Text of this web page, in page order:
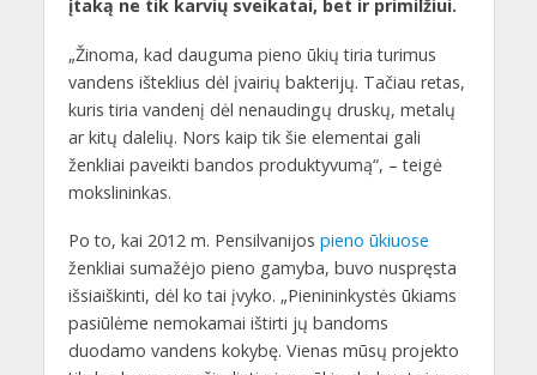
įtaką ne tik karvių sveikatai, bet ir primilžiui.
„Žinoma, kad dauguma pieno ūkių tiria turimus
vandens išteklius dėl įvairių bakterijų. Tačiau retas,
kuris tiria vandenį dėl nenaudingų druskų, metalų
ar kitų dalelių. Nors kaip tik šie elementai gali
ženkliai paveikti bandos produktyvumą“, – teigė
mokslininkas.
Po to, kai 2012 m. Pensilvanijos pieno ūkiuose
ženkliai sumažėjo pieno gamyba, buvo nuspręsta
išsiaiškinti, dėl ko tai įvyko. „Pienininkystės ūkiams
pasiūlėme nemokamai ištirti jų bandoms
duodamo vandens kokybę. Vienas mūsų projekto